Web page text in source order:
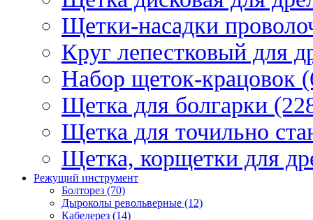
Щетки-насадки
Круг лепестковый для
Набор щеток-крацовок
Щетка для болгарки
Щетка для точильно
Щетка, корщетки для
Режущий инструмент
Болторез (70)
Дыроколы револьверные (12)
Кабелерез (14)